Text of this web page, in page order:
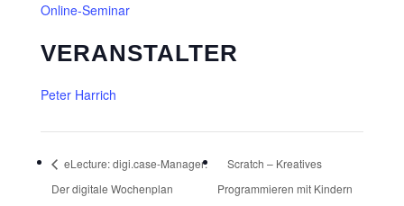
Online-Seminar
VERANSTALTER
Peter Harrich
eLecture: digi.case-Manager:
Der digitale Wochenplan
Scratch – Kreatives
Programmieren mit Kindern